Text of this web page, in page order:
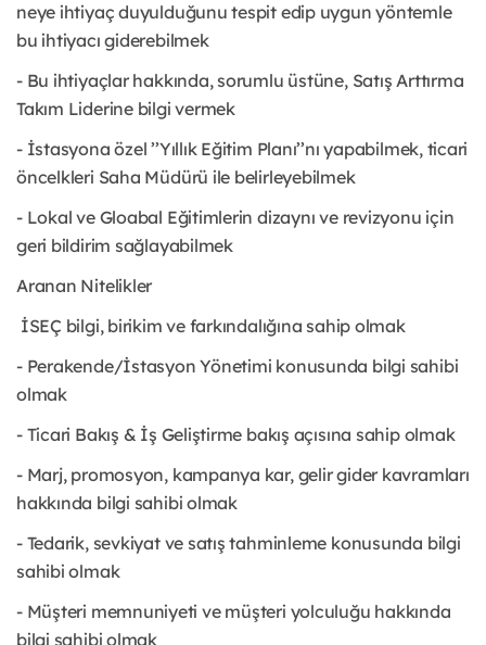
neye ihtiyaç duyulduğunu tespit edip uygun yöntemle
bu ihtiyacı giderebilmek
- Bu ihtiyaçlar hakkında, sorumlu üstüne, Satış Arttırma
Takım Liderine bilgi vermek
- İstasyona özel ’’Yıllık Eğitim Planı’’nı yapabilmek, ticari
öncelkleri Saha Müdürü ile belirleyebilmek
- Lokal ve Gloabal Eğitimlerin dizaynı ve revizyonu için
geri bildirim sağlayabilmek
Aranan Nitelikler
İSEÇ bilgi, birikim ve farkındalığına sahip olmak
- Perakende/İstasyon Yönetimi konusunda bilgi sahibi
olmak
- Ticari Bakış & İş Geliştirme bakış açısına sahip olmak
- Marj, promosyon, kampanya kar, gelir gider kavramları
hakkında bilgi sahibi olmak
- Tedarik, sevkiyat ve satış tahminleme konusunda bilgi
sahibi olmak
- Müşteri memnuniyeti ve müşteri yolculuğu hakkında
bilgi sahibi olmak